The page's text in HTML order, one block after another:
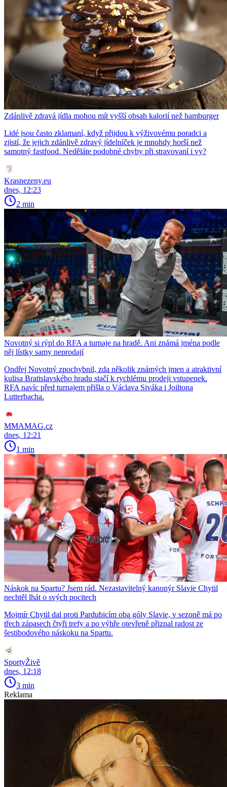
Zdánlivě zdravá jídla mohou mít vyšší obsah kalorií než hamburger
Lidé jsou často zklamaní, když přijdou k výživovému poradci a
zjistí, že jejich zdánlivě zdravý jídelníček je mnohdy horší než
samotný fastfood. Neděláte podobné chyby při stravovaní i vy?
Krasnezeny.eu
dnes, 12:23
2 min
Novotný si rýpl do RFA a turnaje na hradě. Ani známá jména podle
něj lístky samy neprodají
Ondřej Novotný zpochybnil, zda několik známých jmen a atraktivní
kulisa Bratislavského hradu stačí k rychlému prodeji vstupenek.
RFA navíc před turnajem přišla o Václava Siváka i Joiltona
Lutterbacha.
MMAMAG.cz
dnes, 12:21
1 min
Náskok na Spartu? Jsem rád. Nezastavitelný kanonýr Slavie Chytil
nechtěl lhát o svých pocitech
Mojmír Chytil dal proti Pardubicím oba góly Slavie, v sezoně má po
třech zápasech čtyři trefy a po výhře otevřeně přiznal radost ze
šestibodového náskoku na Spartu.
SportyŽivě
dnes, 12:18
3 min
Reklama